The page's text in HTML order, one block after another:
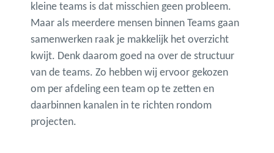
kleine teams is dat misschien geen probleem.
Maar als meerdere mensen binnen Teams gaan
samenwerken raak je makkelijk het overzicht
kwijt. Denk daarom goed na over de structuur
van de teams. Zo hebben wij ervoor gekozen
om per afdeling een team op te zetten en
daarbinnen kanalen in te richten rondom
projecten.